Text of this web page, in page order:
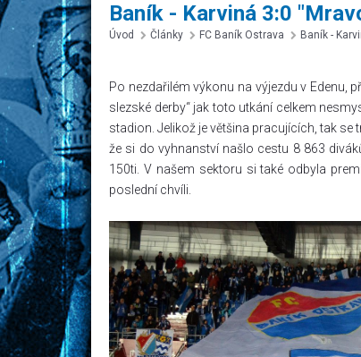
Baník - Karviná 3:0
Úvod Články FC Baník Ostrava Baník -
Po nezdařilém výkonu na výjezdu v Edenu,
slezské derby“ jak toto utkání celkem
stadion. Jelikož je většina pracujících, tak se
že si do vyhnanství našlo cestu 8 863
150ti. V našem sektoru si také odbyla
poslední chvíli.